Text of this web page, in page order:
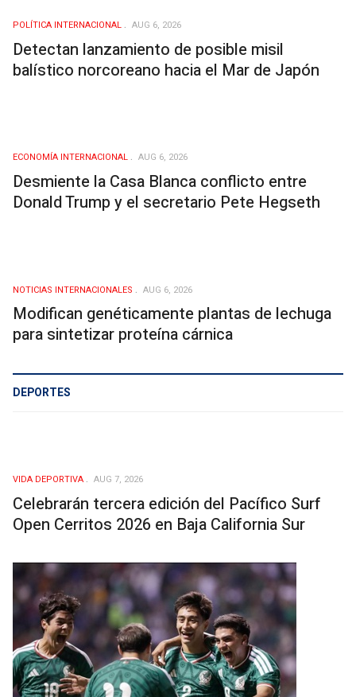
POLÍTICA INTERNACIONAL AUG 6, 2026
Detectan lanzamiento de posible misil
balístico norcoreano hacia el Mar de Japón
ECONOMÍA INTERNACIONAL AUG 6, 2026
Desmiente la Casa Blanca conflicto entre
Donald Trump y el secretario Pete Hegseth
NOTICIAS INTERNACIONALES AUG 6, 2026
Modifican genéticamente plantas de lechuga
para sintetizar proteína cárnica
DEPORTES
VIDA DEPORTIVA AUG 7, 2026
Celebrarán tercera edición del Pacífico Surf
Open Cerritos 2026 en Baja California Sur